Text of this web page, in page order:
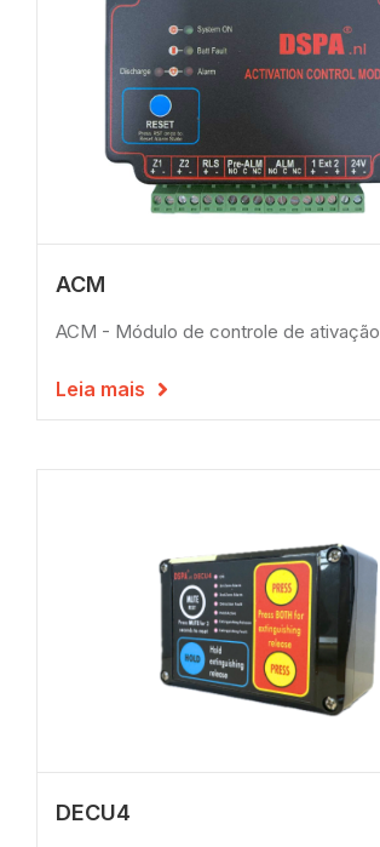
ACM
ACM - Módulo de controle de ativação
Leia mais 
DECU4